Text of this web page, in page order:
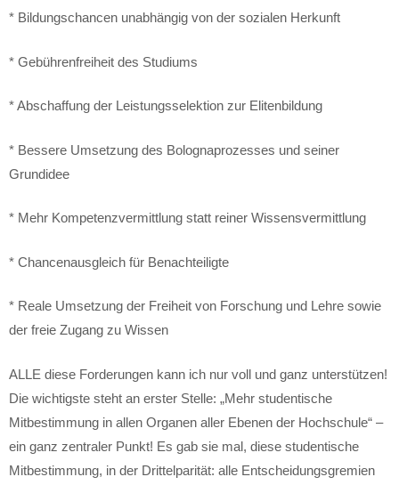
* Bildungschancen unabhängig von der sozialen Herkunft
* Gebührenfreiheit des Studiums
* Abschaffung der Leistungsselektion zur Elitenbildung
* Bessere Umsetzung des Bolognaprozesses und seiner
Grundidee
* Mehr Kompetenzvermittlung statt reiner Wissensvermittlung
* Chancenausgleich für Benachteiligte
* Reale Umsetzung der Freiheit von Forschung und Lehre sowie
der freie Zugang zu Wissen
ALLE diese Forderungen kann ich nur voll und ganz unterstützen!
Die wichtigste steht an erster Stelle: „Mehr studentische
Mitbestimmung in allen Organen aller Ebenen der Hochschule“ –
ein ganz zentraler Punkt! Es gab sie mal, diese studentische
Mitbestimmung, in der Drittelparität: alle Entscheidungsgremien